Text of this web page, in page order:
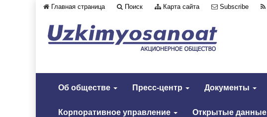
Главная страница Поиск Карта сайта Subscribe
Об обществе Пресс-центр Документы
Корпоративное управление Открытые данные